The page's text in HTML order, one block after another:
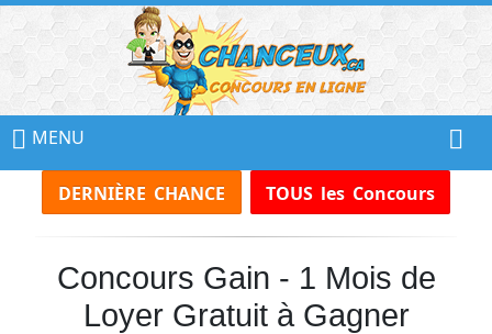
MENU
DERNIÈRE CHANCE TOUS les Concours
Concours Gain - 1 Mois de
Loyer Gratuit à Gagner
📢
Ne
Manquez
Aucun
Concours!
Inscrivez-